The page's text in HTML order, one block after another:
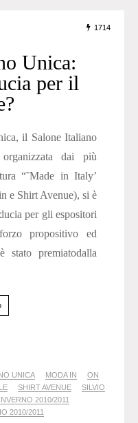
1714
Unica:
per il
il Salone Italiano
dai più
“˜Made in Italy’
e Shirt Avenue), si è
per gli espositori
propositivo ed
stato premiatodalla
UNICA MODA IN
ON
SHIRT AVENUE
SILVIO
2010/2011
2010/2011